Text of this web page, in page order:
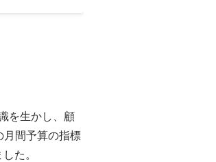
を生かし、顧
月間予算の指標
た。